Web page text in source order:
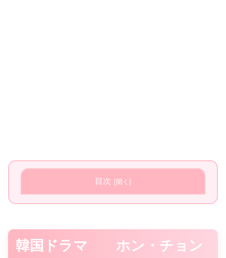
目次
韓国ドラマ ホン・チョン